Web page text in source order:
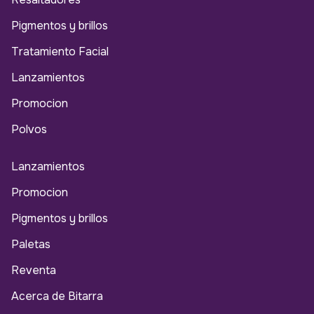
Pigmentos y brillos
Tratamiento Facial
Lanzamientos
Promocion
Polvos
Lanzamientos
Promocion
Pigmentos y brillos
Paletas
Reventa
Acerca de Bitarra